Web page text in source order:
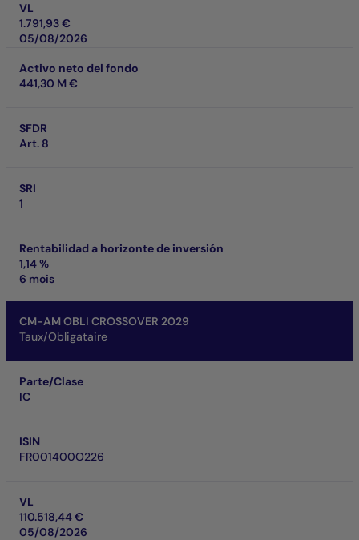
VL
1.791,93 €
05/08/2026
Activo neto del fondo
441,30 M €
SFDR
Art. 8
SRI
1
Rentabilidad a horizonte de inversión
1,14 %
6 mois
CM-AM OBLI CROSSOVER 2029
Taux/Obligataire
Parte/Clase
IC
ISIN
FR001400O226
VL
110.518,44 €
05/08/2026